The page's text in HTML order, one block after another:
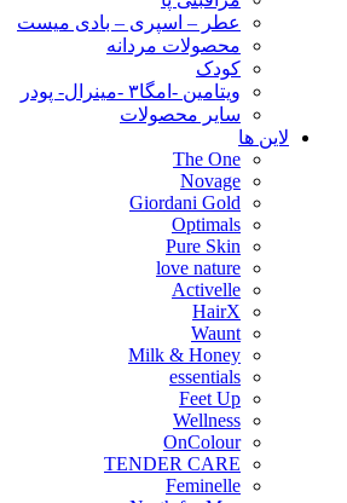
عطر – اسپری – بادی میست
محصولات مردانه
کودک
ویتامین -امگا۳ -مینرال- پودر
سایر محصولات
لاین ها
The One
Novage
Giordani Gold
Optimals
Pure Skin
love nature
Activelle
HairX
Waunt
Milk & Honey
essentials
Feet Up
Wellness
OnColour
TENDER CARE
Feminelle